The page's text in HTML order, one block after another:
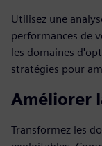
Utilisez une
performances de
les domaines
stratégies pour
Améliorer
Transformez les